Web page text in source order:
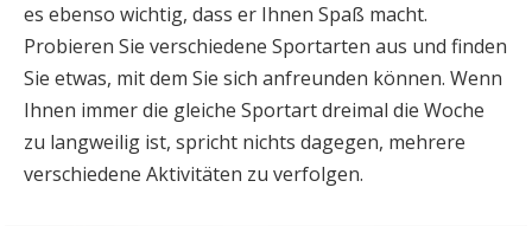
es ebenso wichtig, dass er Ihnen Spaß macht.
Probieren Sie verschiedene Sportarten aus und finden
Sie etwas, mit dem Sie sich anfreunden können. Wenn
Ihnen immer die gleiche Sportart dreimal die Woche
zu langweilig ist, spricht nichts dagegen, mehrere
verschiedene Aktivitäten zu verfolgen.